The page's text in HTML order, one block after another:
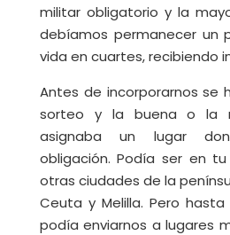
militar obligatorio y la
debíamos permanecer un
vida en cuartes, recibiendo
Antes de incorporarnos se
sorteo y la buena o la
asignaba un lugar
obligación. Podía ser en
otras ciudades de la
Ceuta y Melilla. Pero
podía enviarnos a lugares